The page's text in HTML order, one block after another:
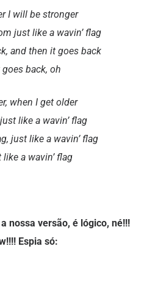
I will be stronger
just like a wavin’ flag
and then it goes back
back, oh
when I get older
like a wavin’ flag
just like a wavin’ flag
a wavin’ flag
nossa versão, é lógico, né!!!
Espia só: